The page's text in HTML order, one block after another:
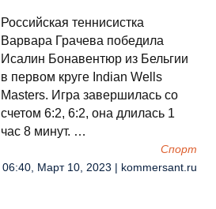
Российская теннисистка
Варвара Грачева победила
Исалин Бонавентюр из Бельгии
в первом круге Indian Wells
Masters. Игра завершилась со
счетом 6:2, 6:2, она длилась 1
час 8 минут. …
Спорт
06:40, Март 10, 2023 | kommersant.ru